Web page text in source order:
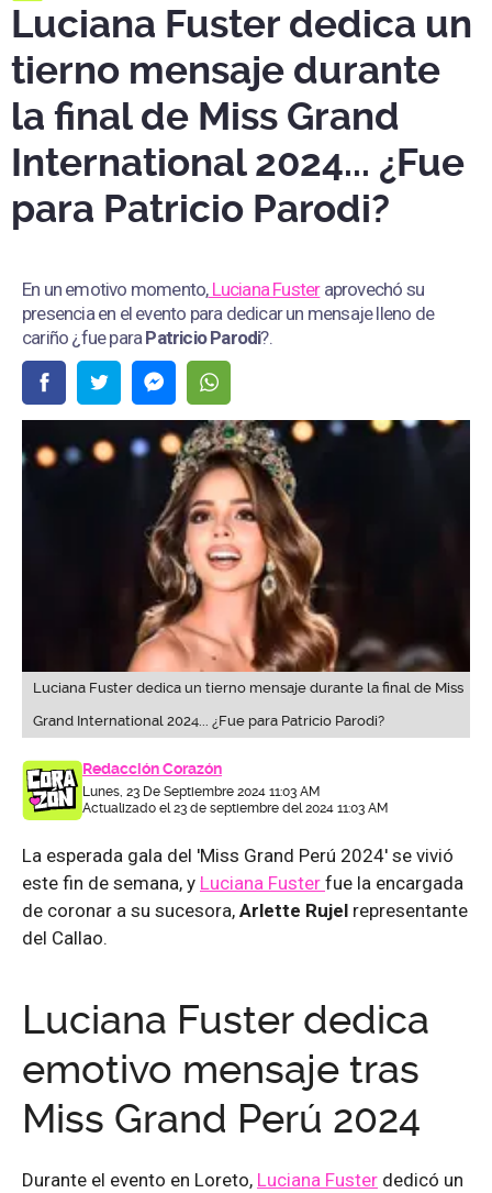
Luciana Fuster dedica un
tierno mensaje durante
la final de Miss Grand
International 2024... ¿Fue
para Patricio Parodi?
En un emotivo momento,Luciana Fusteraprovechó su
presencia en el evento para dedicar un mensaje lleno de
cariño ¿fue para Patricio Parodi?.
Luciana Fuster dedica un tierno mensaje durante la final de Miss
Grand International 2024... ¿Fue para Patricio Parodi?
Redacción Corazón
Lunes, 23 De Septiembre 2024 11:03 AM
Actualizado el 23 de septiembre del 2024 11:03 AM
La esperada gala del 'Miss Grand Perú 2024' se vivió
este fin de semana, y Luciana Fuster fue la encargada
de coronar a su sucesora, Arlette Rujel representante
del Callao.
Luciana Fuster dedica
emotivo mensaje tras
Miss Grand Perú 2024
Durante el evento en Loreto, Luciana Fuster dedicó un